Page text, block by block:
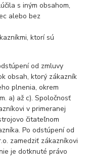
s iným obsahom,
alebo bez
ktorí sú
od zmluvy
obsah, ktorý zákazník
plnenia, okrem
a) až c). Spoločnosť
v primeranej
čitateľnom
Po odstúpení od
zamedziť zákazníkovi
je dotknuté právo